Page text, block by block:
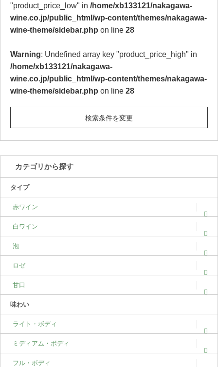
"product_price_low" in /home/xb133121/nakagawa-
wine.co.jp/public_html/wp-content/themes/nakagawa-
wine-theme/sidebar.php on line 28
Warning: Undefined array key "product_price_high" in
/home/xb133121/nakagawa-
wine.co.jp/public_html/wp-content/themes/nakagawa-
wine-theme/sidebar.php on line 28
検索条件を変更
カテゴリから探す
タイプ
赤ワイン
白ワイン
泡
ロゼ
甘口
味わい
ライト・ボディ
ミディアム・ボディ
フル・ボディ